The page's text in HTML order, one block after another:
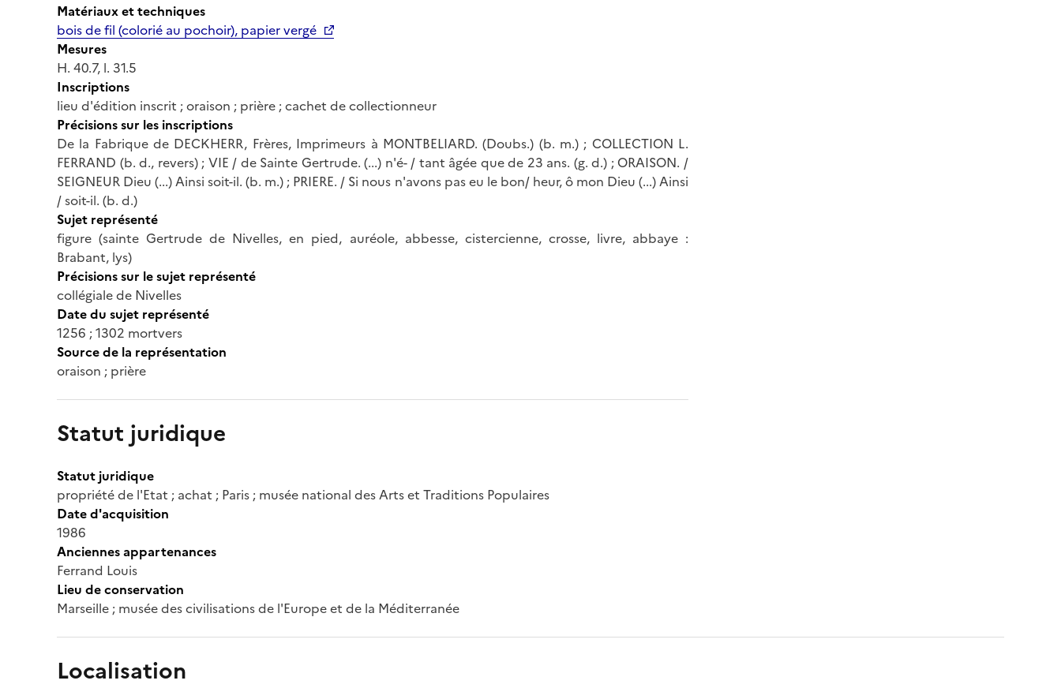
Matériaux et techniques
bois de fil (colorié au pochoir), papier vergé
Mesures
H. 40.7, l. 31.5
Inscriptions
lieu d'édition inscrit ; oraison ; prière ; cachet de collectionneur
Précisions sur les inscriptions
De la Fabrique de DECKHERR, Frères, Imprimeurs à MONTBELIARD. (Doubs.) (b. m.) ; COLLECTION L.
FERRAND (b. d., revers) ; VIE / de Sainte Gertrude. (...) n'é- / tant âgée que de 23 ans. (g. d.) ; ORAISON. /
SEIGNEUR Dieu (...) Ainsi soit-il. (b. m.) ; PRIERE. / Si nous n'avons pas eu le bon/ heur, ô mon Dieu (...) Ainsi
/ soit-il. (b. d.)
Sujet représenté
figure (sainte Gertrude de Nivelles, en pied, auréole, abbesse, cistercienne, crosse, livre, abbaye :
Brabant, lys)
Précisions sur le sujet représenté
collégiale de Nivelles
Date du sujet représenté
1256 ; 1302 mortvers
Source de la représentation
oraison ; prière
Statut juridique
Statut juridique
propriété de l'Etat ; achat ; Paris ; musée national des Arts et Traditions Populaires
Date d'acquisition
1986
Anciennes appartenances
Ferrand Louis
Lieu de conservation
Marseille ; musée des civilisations de l'Europe et de la Méditerranée
Localisation